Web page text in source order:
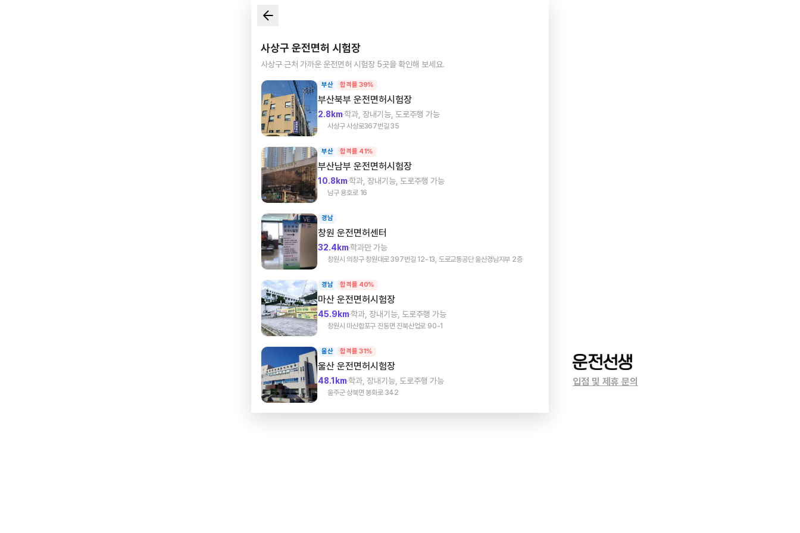
사상구 운전면허 시험장
사상구 근처 가까운 운전면허 시험장 5곳을 확인해 보세요.
부산 합격률 39%
부산북부 운전면허시험장
2.8km학과, 장내기능, 도로주행 가능
사상구 사상로367번길 35
부산 합격률 41%
부산남부 운전면허시험장
10.8km학과, 장내기능, 도로주행 가능
남구 용호로 16
경남
창원 운전면허센터
32.4km학과만 가능
창원시 의창구 창원대로 397번길 12-13, 도로교통공단 울산경남지부 2층
경남 합격률 40%
마산 운전면허시험장
45.9km학과, 장내기능, 도로주행 가능
창원시 마산합포구 진동면 진북산업로 90-1
울산 합격률 31%
울산 운전면허시험장
48.1km학과, 장내기능, 도로주행 가능
울주군 상북면 봉화로 342
입점 및 제휴 문의